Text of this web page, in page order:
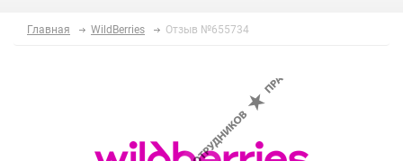
Главная WildBerries Отзыв №655734